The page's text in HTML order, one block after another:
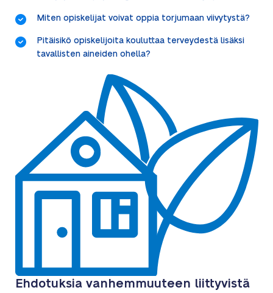
Miten opiskelijat voivat oppia torjumaan viivytystä?
Pitäisikö opiskelijoita kouluttaa terveydestä lisäksi
tavallisten aineiden ohella?
Ehdotuksia vanhemmuuteen liittyvistä